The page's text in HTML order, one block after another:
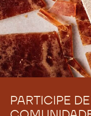
3
l
8
N
N
g
PARTICIPE